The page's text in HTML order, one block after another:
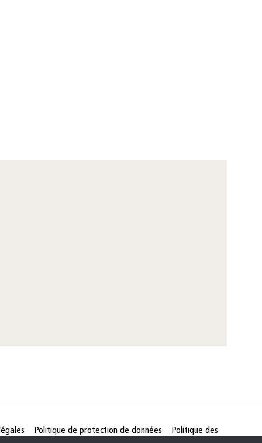
Politique de protection de données Politique des